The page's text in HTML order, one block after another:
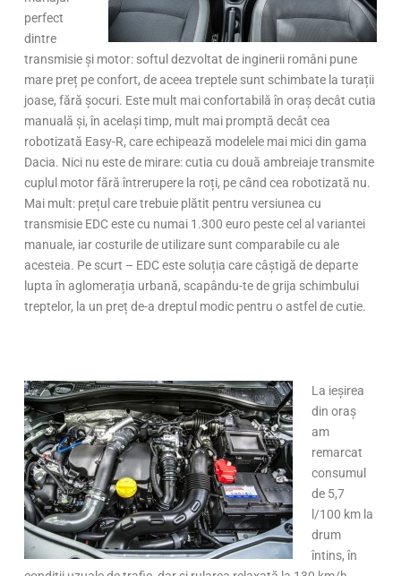
perfect
dintre
transmisie și motor: softul dezvoltat de inginerii români pune
mare preț pe confort, de aceea treptele sunt schimbate la turații
joase, fără șocuri. Este mult mai confortabilă în oraș decât cutia
manuală și, în același timp, mult mai promptă decât cea
robotizată Easy-R, care echipează modelele mai mici din gama
Dacia. Nici nu este de mirare: cutia cu două ambreiaje transmite
cuplul motor fără întrerupere la roți, pe când cea robotizată nu.
Mai mult: prețul care trebuie plătit pentru versiunea cu
transmisie EDC este cu numai 1.300 euro peste cel al variantei
manuale, iar costurile de utilizare sunt comparabile cu ale
acesteia. Pe scurt – EDC este soluția care câștigă de departe
lupta în aglomerația urbană, scapându-te de grija schimbului
treptelor, la un preț de-a dreptul modic pentru o astfel de cutie.
La ieșirea
din oraș
am
remarcat
consumul
de 5,7
l/100 km la
drum
întins, în